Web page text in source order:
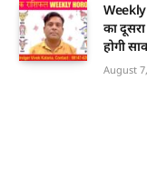
का
होगी
August